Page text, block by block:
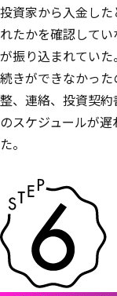
投資家から入金し
れたかを確認して
が振り込まれてい
続きができなかっ
整、連絡、投資契
のスケジュールが
た。